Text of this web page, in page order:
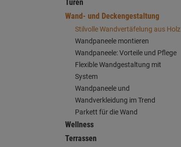
Türen
Wand- und Deckengestaltung
Stilvolle Wandvertäfelung aus Holz
Wandpaneele montieren
Wandpaneele: Vorteile und Pflege
Flexible Wandgestaltung mit
System
Wandpaneele und
Wandverkleidung im Trend
Parkett für die Wand
Wellness
Terrassen